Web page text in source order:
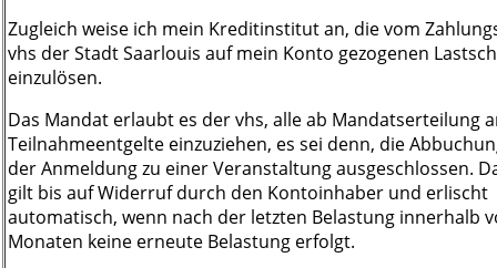
Zugleich weise ich mein Kreditinstitut an, die vom
vhs der Stadt Saarlouis auf mein Konto gezogenen
einzulösen.
Das Mandat erlaubt es der vhs, alle ab Mandatserteilung
Teilnahmeentgelte einzuziehen, es sei denn, die
der Anmeldung zu einer Veranstaltung ausgeschlossen.
gilt bis auf Widerruf durch den Kontoinhaber und erlischt
automatisch, wenn nach der letzten Belastung innerhalb
Monaten keine erneute Belastung erfolgt.